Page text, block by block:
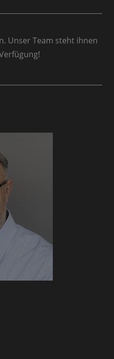
Unser Team steht ihnen